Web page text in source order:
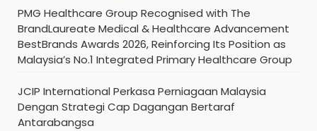
PMG Healthcare Group Recognised with The
BrandLaureate Medical & Healthcare Advancement
BestBrands Awards 2026, Reinforcing Its Position as
Malaysia’s No.1 Integrated Primary Healthcare Group
JCIP International Perkasa Perniagaan Malaysia
Dengan Strategi Cap Dagangan Bertaraf
Antarabangsa